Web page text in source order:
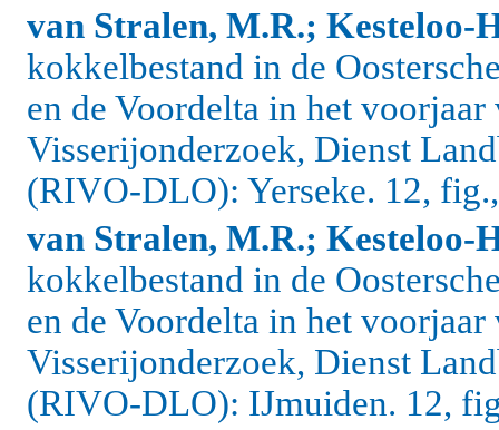
van Stralen, M.R.; Kesteloo-
kokkelbestand in de
en de Voordelta in het
Visserijonderzoek, Dienst
(RIVO-DLO): Yerseke. 12,
van Stralen, M.R.; Kesteloo-
kokkelbestand in de
en de Voordelta in het
Visserijonderzoek, Dienst
(RIVO-DLO): IJmuiden. 12,